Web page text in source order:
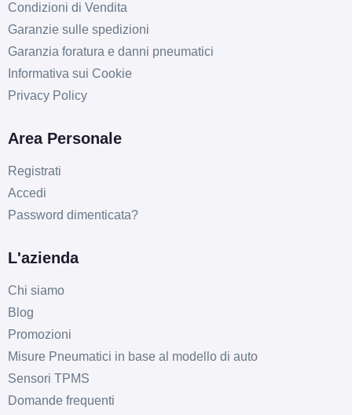
Condizioni di Vendita
Garanzie sulle spedizioni
Garanzia foratura e danni pneumatici
Informativa sui Cookie
Privacy Policy
Area Personale
Registrati
Accedi
Password dimenticata?
L'azienda
Chi siamo
Blog
Promozioni
Misure Pneumatici in base al modello di auto
Sensori TPMS
Domande frequenti